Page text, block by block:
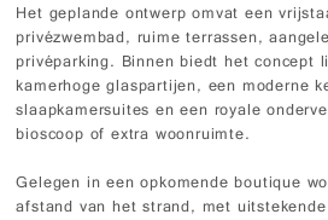
Het geplande ontwerp omvat een
privézwembad, ruime terrassen,
privéparking. Binnen biedt het concept
kamerhoge glaspartijen, een moderne
slaapkamersuites en een royale
bioscoop of extra woonruimte.
Gelegen in een opkomende boutique
afstand van het strand, met